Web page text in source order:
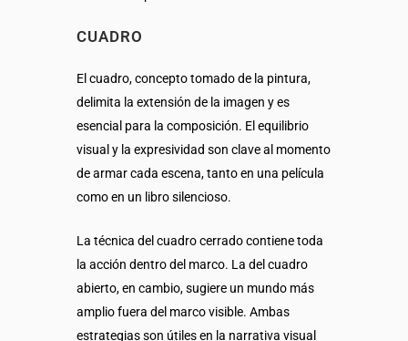
CUADRO
El cuadro, concepto tomado de la pintura,
delimita la extensión de la imagen y es
esencial para la composición. El equilibrio
visual y la expresividad son clave al momento
de armar cada escena, tanto en una película
como en un libro silencioso.
La técnica del cuadro cerrado contiene toda
la acción dentro del marco. La del cuadro
abierto, en cambio, sugiere un mundo más
amplio fuera del marco visible. Ambas
estrategias son útiles en la narrativa visual